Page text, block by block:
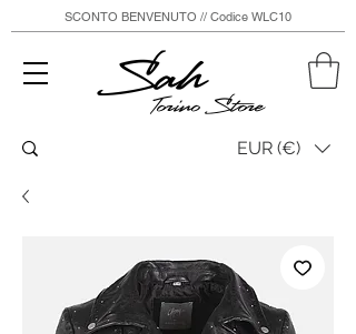
Sah
Torino Store
SCONTO BENVENUTO // Codice WLC10
EUR (€)